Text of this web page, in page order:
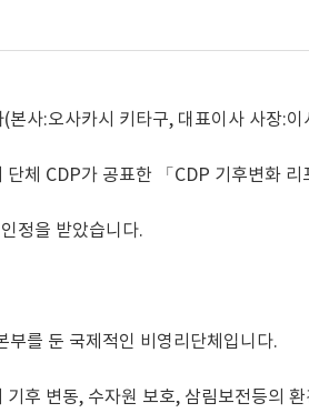
(본사:오사카시 키타구, 대표이사 사장:
단체 CDP가 공표한 「CDP 기후변화
정을 받았습니다.
부를 둔 국제적인 비영리단체입니다.
기후 변동, 수자원 보호, 삼림보전등의